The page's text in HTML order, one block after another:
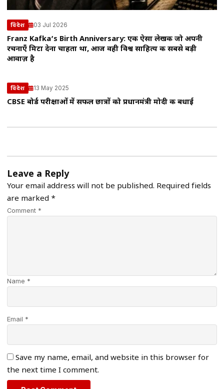
विदेश 03 Jul 2026
Franz Kafka’s Birth Anniversary: एक ऐसा लेखक जो अपनी
रचनाएँ मिटा देना चाहता था, आज वही विश्व साहित्य की सबसे बड़ी
आवाज़ है
विदेश 13 May 2025
CBSE बोर्ड परीक्षाओं में सफल छात्रों को प्रधानमंत्री मोदी की बधाई
Leave a Reply
Your email address will not be published. Required fields
are marked *
Comment *
Name *
Email *
Save my name, email, and website in this browser for
the next time I comment.